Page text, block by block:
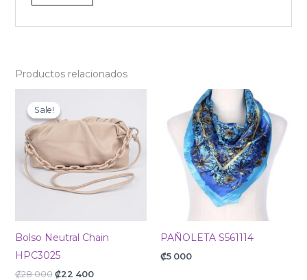
Productos relacionados
Sale!
Sale!
Bolso Neutral Chain
HPC3025
₡28 000
price
was:
₡22 400
is:
₡22
400.
PAÑOLETA S561114
₡5 000